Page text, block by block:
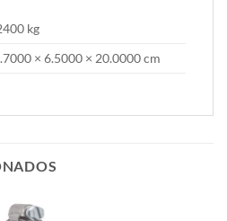
kg
× 6.5000 × 20.0000 cm